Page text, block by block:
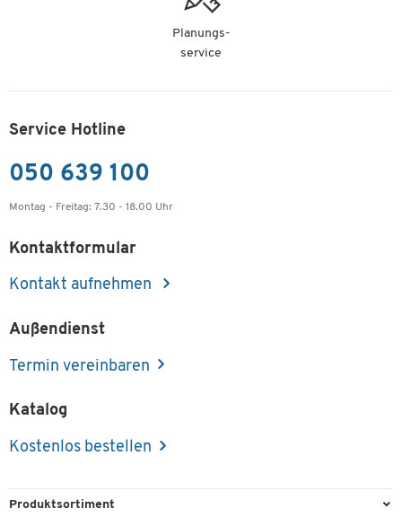
Planungs-
service
Service Hotline
050 639 100
Montag - Freitag: 7.30 - 18.00 Uhr
Kontaktformular
Kontakt aufnehmen
Außendienst
Termin vereinbaren
Katalog
Kostenlos bestellen
Produktsortiment